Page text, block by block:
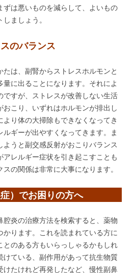
ずは悪いものを減らして、よいもの
ましょう。
のバランス
は、副腎からストレスホルモンと
に出ることになります。それによ
ですが、ストレスが改善しない生活
こり、いずれはホルモンが排出し
り体の大掃除もできなくなってき
ギーが出やすくなってきます。ま
うと副交感反射がおこりバランス
レルギー症状を引き起こすことも
の関係は非常に大事になります。
）でお困りの方へ
腔炎の治療方法を検索すると、薬物
ります。これを読まれている方に
とのある方もいらっしゃるかもしれ
けている、副作用があって抗生物質
けたけれど再発したなど、慢性副鼻